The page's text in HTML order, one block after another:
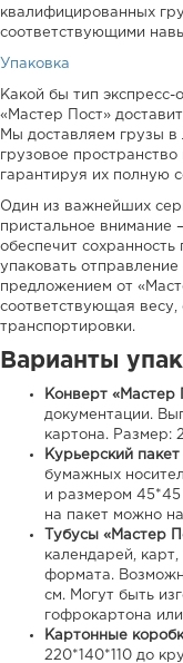
квалифицированных
соответствующими
Упаковка
Какой бы тип
«Мастер Пост»
Мы доставляем грузы
грузовое
гарантируя их полную
Один из важнейших
пристальное внимание
обеспечит
упаковать отправление
предложением от
соответствующая весу,
транспортировки.
Варианты
Конверт «Мастер
документации.
картона. Размер:
Курьерский
бумажных
и размером 45*45
на пакет можно
Тубусы «Мастер
календарей,
формата.
см. Могут быть
гофрокартона или
Картонные
220*140*110 до